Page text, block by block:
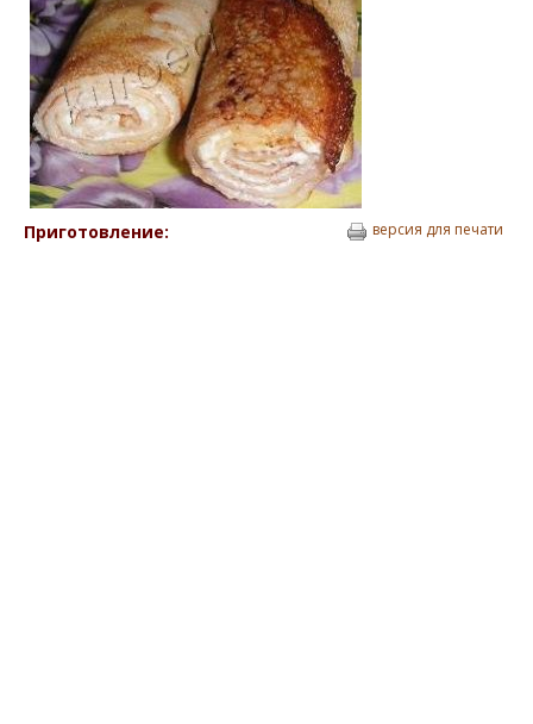
Приготовление: версия для печати